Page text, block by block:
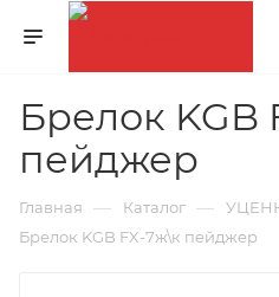
Брелок KGB
пейджер
Главная — Каталог —
Брелок KGB FX-7ж\к пейджер